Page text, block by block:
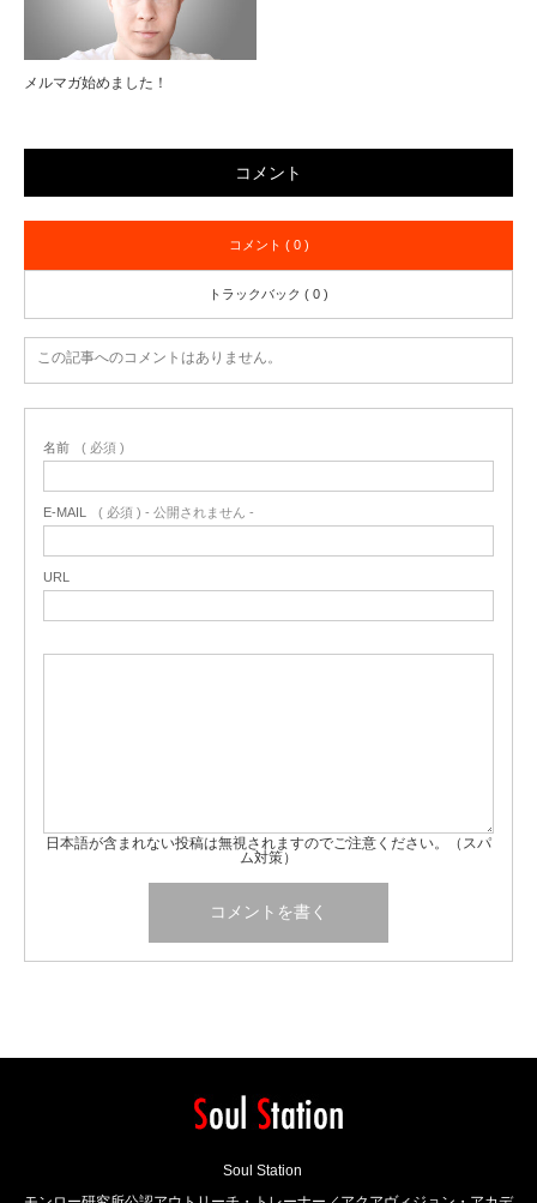
メルマガ始めました！
コメント
コメント ( 0 )
トラックバック ( 0 )
この記事へのコメントはありません。
名前 ( 必須 )
E-MAIL ( 必須 ) - 公開されません -
URL
日本語が含まれない投稿は無視されますのでご注意ください。（スパ
ム対策）
Soul Station